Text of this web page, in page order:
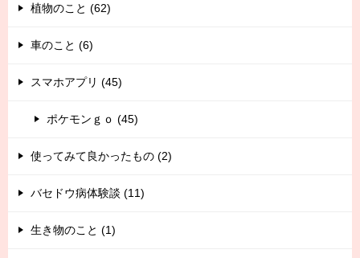
植物のこと (62)
車のこと (6)
スマホアプリ (45)
ポケモンｇｏ (45)
使ってみて良かったもの (2)
バセドウ病体験談 (11)
生き物のこと (1)